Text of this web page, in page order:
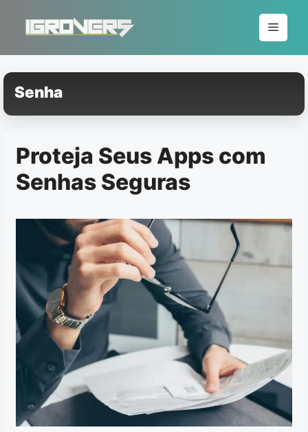
conteúdo
Menu
Senha
Proteja Seus Apps com
Senhas Seguras